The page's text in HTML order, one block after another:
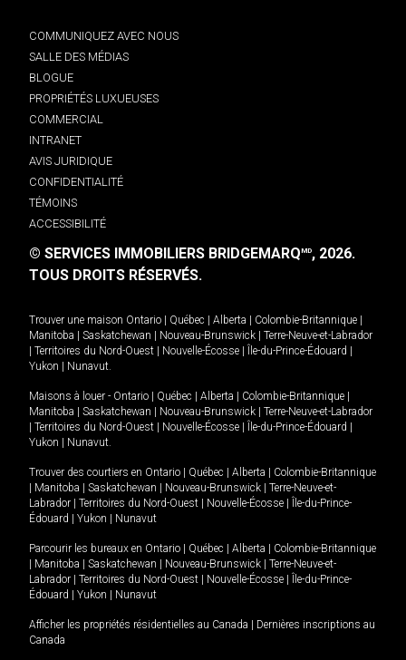
COMMUNIQUEZ AVEC NOUS
SALLE DES MÉDIAS
BLOGUE
PROPRIÉTÉS LUXUEUSES
COMMERCIAL
INTRANET
AVIS JURIDIQUE
CONFIDENTIALITÉ
TÉMOINS
ACCESSIBILITÉ
© SERVICES IMMOBILIERS BRIDGEMARQMD, 2026.
TOUS DROITS RÉSERVÉS.
Trouver une maison Ontario Québec Alberta Colombie-Britannique
Manitoba
Saskatchewan Nouveau-Brunswick
Terre-Neuve-et-Labrador
Territoires du Nord-Ouest Nouvelle-Écosse Île-du-Prince-Édouard
Yukon
Nunavut.
Maisons à louer - Ontario Québec Alberta Colombie-Britannique
Manitoba
Saskatchewan Nouveau-Brunswick
Terre-Neuve-et-Labrador
Territoires du Nord-Ouest Nouvelle-Écosse Île-du-Prince-Édouard
Yukon
Nunavut.
Trouver des courtiers en Ontario Québec Alberta
Colombie-Britannique
Manitoba Saskatchewan Nouveau-Brunswick
Terre-Neuve-et-
Labrador
Territoires du Nord-Ouest Nouvelle-Écosse
Île-du-Prince-
Édouard
Yukon Nunavut
Parcourir les bureaux en Ontario Québec Alberta
Colombie-Britannique
Manitoba Saskatchewan Nouveau-Brunswick
Terre-Neuve-et-
Labrador
Territoires du Nord-Ouest Nouvelle-Écosse
Île-du-Prince-
Édouard
Yukon Nunavut
Afficher les propriétés résidentielles au Canada
Dernières inscriptions au
Canada